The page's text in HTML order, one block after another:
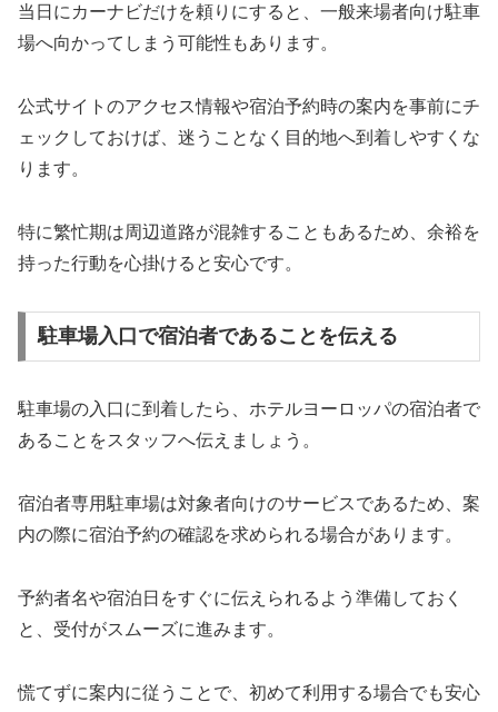
当日にカーナビだけを頼りにすると、一般来場者向け駐車
場へ向かってしまう可能性もあります。
公式サイトのアクセス情報や宿泊予約時の案内を事前にチ
ェックしておけば、迷うことなく目的地へ到着しやすくな
ります。
特に繁忙期は周辺道路が混雑することもあるため、余裕を
持った行動を心掛けると安心です。
駐車場入口で宿泊者であることを伝える
駐車場の入口に到着したら、ホテルヨーロッパの宿泊者で
あることをスタッフへ伝えましょう。
宿泊者専用駐車場は対象者向けのサービスであるため、案
内の際に宿泊予約の確認を求められる場合があります。
予約者名や宿泊日をすぐに伝えられるよう準備しておく
と、受付がスムーズに進みます。
慌てずに案内に従うことで、初めて利用する場合でも安心